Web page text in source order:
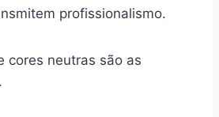
profissionalismo.
cores neutras são as